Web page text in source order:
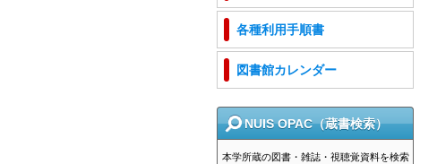
各種利用手順書
図書館カレンダー
NUIS OPAC（蔵書検索）
本学所蔵の図書・雑誌・視聴覚資料を検索